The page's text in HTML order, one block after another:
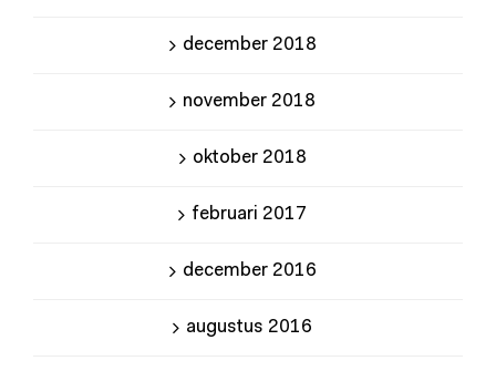
december 2018
november 2018
oktober 2018
februari 2017
december 2016
augustus 2016